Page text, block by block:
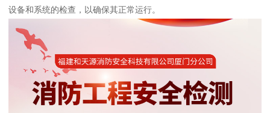
设备和系统的检查，以确保其正常运行。